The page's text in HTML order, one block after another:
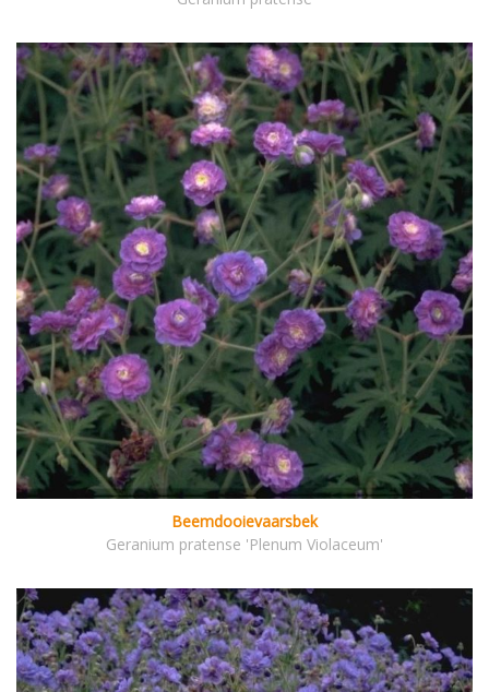
Beemdooievaarsbek
Geranium pratense 'Plenum Violaceum'